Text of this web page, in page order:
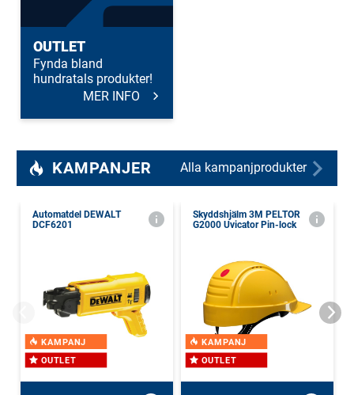
OUTLET
Fynda bland
hundratals produkter!
MER INFO
KAMPANJER Alla kampanjprodukter
Automatdel DEWALT
DCF6201
KAMPANJ
OUTLET
Skyddshjälm 3M PELTOR
G2000 Uvicator Pin-lock
KAMPANJ
OUTLET